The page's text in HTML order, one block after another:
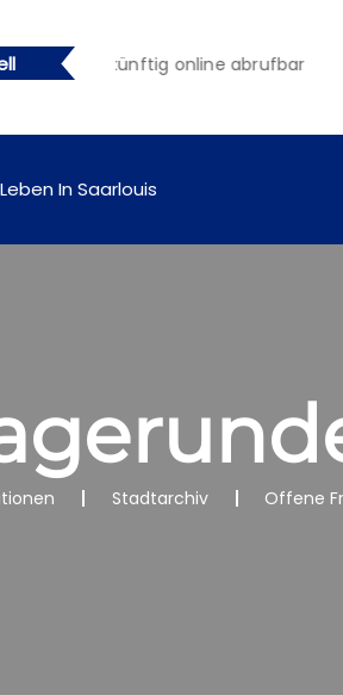
künftig online abrufbar
Leben In Saarlouis
Stadtarchiv Offene